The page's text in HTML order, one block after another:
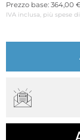
Prezzo base: 364,00
IVA inclusa, più spese